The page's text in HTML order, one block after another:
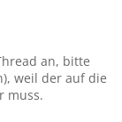
an, bitte
weil der auf die
muss.